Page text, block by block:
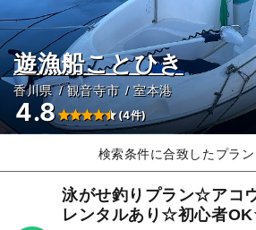
遊漁船ことひき
香川県 観音寺市 室本港
4.8 (4件)
検索条件に合致したプラン
泳がせ釣りプラン☆アコ
レンタルあり☆初心者